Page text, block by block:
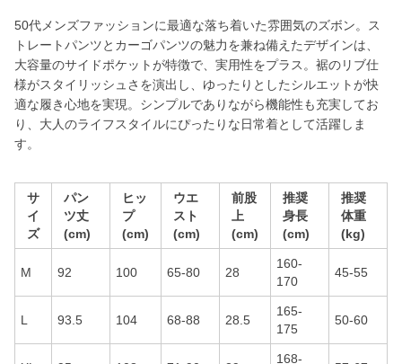
50代メンズファッションに最適な落ち着いた雰囲気のズボン。ス
トレートパンツとカーゴパンツの魅力を兼ね備えたデザインは、
大容量のサイドポケットが特徴で、実用性をプラス。裾のリブ仕
様がスタイリッシュさを演出し、ゆったりとしたシルエットが快
適な履き心地を実現。シンプルでありながら機能性も充実してお
り、大人のライフスタイルにぴったりな日常着として活躍しま
す。
サ
イ
ズ
パン
ツ丈
(cm)
ヒッ
プ
(cm)
ウエ
スト
(cm)
前股
上
(cm)
推奨
身長
(cm)
推奨
体重
(kg)
M 92 100 65-80 28
160-
170
45-55
L 93.5 104 68-88 28.5
165-
175
50-60
168-